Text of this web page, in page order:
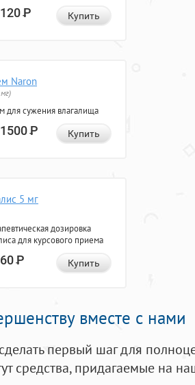
Р Купить
Naron
для сужения влагалища
Р Купить
5 мг
дозировка
для курсового приема
Р Купить
вместе с нами
первый шаг для
средства, придагаемые на